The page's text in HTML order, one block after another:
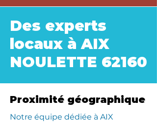
Des experts
locaux à AIX
NOULETTE 62160
Proximité géographique
​Notre équipe dédiée à AIX